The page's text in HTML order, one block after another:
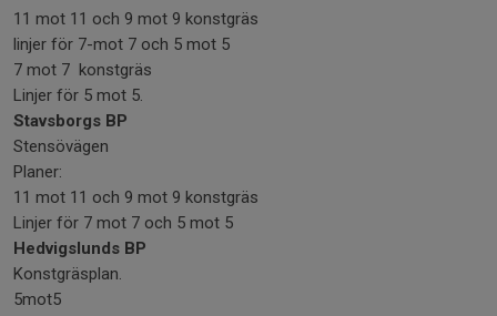
11 mot 11 och 9 mot 9 konstgräs
linjer för 7-mot 7 och 5 mot 5
7 mot 7 konstgräs
Linjer för 5 mot 5.
Stavsborgs BP
Stensövägen
Planer:
11 mot 11 och 9 mot 9 konstgräs
Linjer för 7 mot 7 och 5 mot 5
Hedvigslunds BP
Konstgräsplan.
5mot5